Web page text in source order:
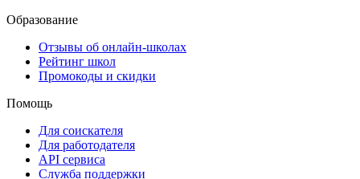
Образование
Отзывы об онлайн-школах
Рейтинг школ
Промокоды и скидки
Помощь
Для соискателя
Для работодателя
API сервиса
Служба поддержки